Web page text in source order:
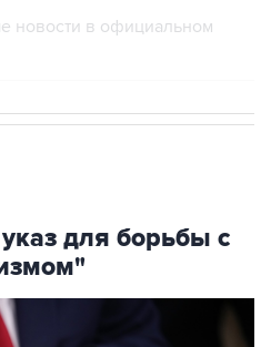
новости в официальном
для борьбы с